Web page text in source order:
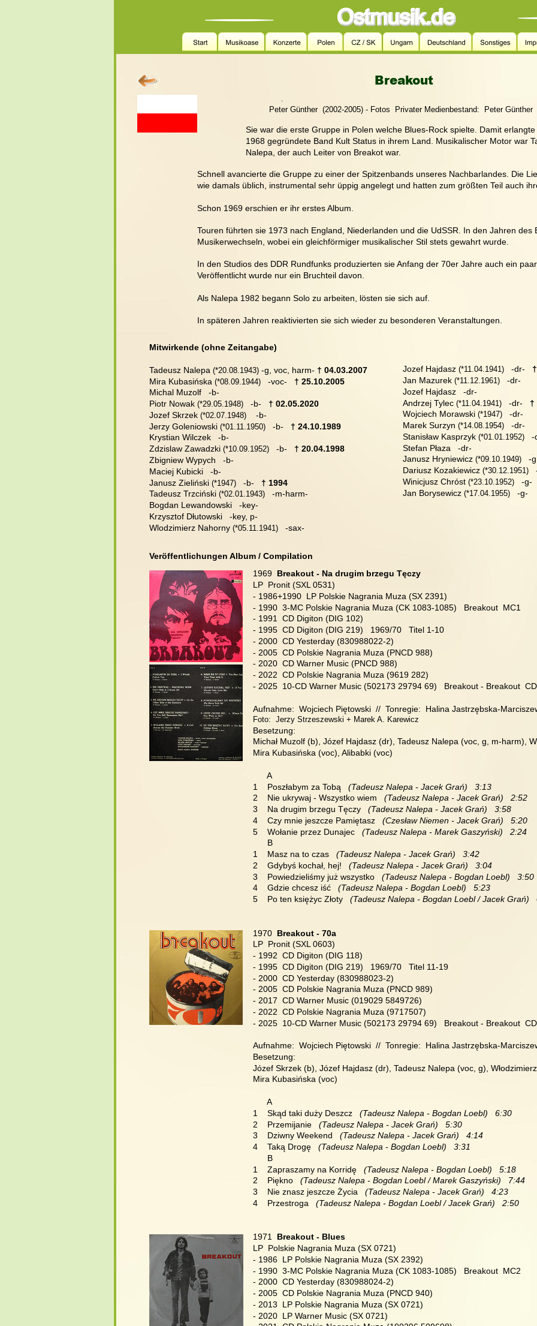
Breakout
Peter Günther  (2002-2005) - Fotos  Privater Medienbestand:  Peter Günther
.
Sie war die erste Gruppe in Polen welche Blues-Rock spielte. Damit
1968 gegründete Band Kult Status in ihrem Land. Musikalischer Motor war
Nalepa, der auch Leiter von Breakot war.
1969 Breakout - Na drugim brzegu Tęczy
LP  Pronit (SXL 0531)
- 1986+1990  LP Polskie Nagrania Muza (SX 2391)
- 1990  3-MC Polskie Nagrania Muza (CK 1083-1085)   Breakout  MC1
- 1991  CD Digiton (DIG 102)
- 1995  CD Digiton (DIG 219)   1969/70   Titel 1-10
- 2000  CD Yesterday (830988022-2)
- 2005  CD Polskie Nagrania Muza (PNCD 988)
- 2020  CD Warner Music (PNCD 988)
- 2022  CD Polskie Nagrania Muza (9619 282)
- 2025  10-CD Warner Music (502173 29794 69)   Breakout - Breakout
Aufnahme:  Wojciech Piętowski  //  Tonregie:  Halina Jastrzębska-
Foto:  Jerzy Strzeszewski + Marek A. Karewicz
Besetzung:
Michał Muzolf (b), Józef Hajdasz (dr), Tadeusz Nalepa (voc, g, m-harm),
Mira Kubasińska (voc), Alibabki (voc)
      A
1    Poszłabym za Tobą
   (Tadeusz Nalepa - Jacek Grań)   3:13
2    Nie ukrywaj - Wszystko wiem
(Tadeusz Nalepa - Jacek Grań)   2:52
3    Na drugim brzegu Tęczy
   (Tadeusz Nalepa - Jacek Grań)   3:58
4    Czy mnie jeszcze Pamiętasz (Czesław Niemen - Jacek Grań)   5:20
5    Wołanie przez Dunajec
(Tadeusz Nalepa - Marek Gaszyński)   2:24
      B
1    Masz na to czas
  (Tadeusz Nalepa - Jacek Grań)   3:42
2    Gdybyś kochał, hej!
  (Tadeusz Nalepa - Jacek Grań)   3:04
3    Powiedzieliśmy już wszystko
  (Tadeusz Nalepa - Bogdan Loebl)   3:50
4    Gdzie chcesz iść
  (Tadeusz Nalepa - Bogdan Loebl)   5:23
5    Po ten księżyc Złoty
(Tadeusz Nalepa - Bogdan Loebl / Jacek Grań)
1970 Breakout - 70a
LP  Pronit (SXL 0603)
- 1992  CD Digiton (DIG 118)
- 1995  CD Digiton (DIG 219)   1969/70   Titel 11-19
- 2000  CD Yesterday (830988023-2)
- 2005  CD Polskie Nagrania Muza (PNCD 989)
- 2017  CD Warner Music (019029 5849726)
- 2022  CD Polskie Nagrania Muza (9717507)
- 2025  10-CD Warner Music (502173 29794 69)   Breakout - Breakout
Aufnahme:  Wojciech Piętowski  //  Tonregie:  Halina Jastrzębska-
Besetzung:
Józef Skrzek (b), Józef Hajdasz (dr), Tadeusz Nalepa (voc, g),
Mira Kubasińska (voc)
      A
1    Skąd taki duży Deszcz
  (Tadeusz Nalepa - Bogdan Loebl)   6:30
2    Przemijanie
  (Tadeusz Nalepa - Jacek Grań)   5:30
3    Dziwny Weekend
  (Tadeusz Nalepa - Jacek Grań)   4:14
4    Taką Drogę
  (Tadeusz Nalepa - Bogdan Loebl)   3:31
      B
1    Zapraszamy na Korridę
  (Tadeusz Nalepa - Bogdan Loebl)   5:18
2    Piękno
  (Tadeusz Nalepa - Bogdan Loebl / Marek Gaszyński)   7:44
3    Nie znasz jeszcze Życia
  (Tadeusz Nalepa - Jacek Grań)   4:23
4    Przestroga
  (Tadeusz Nalepa - Bogdan Loebl / Jacek Grań)   2:50
1971 Breakout - Blues
LP  Polskie Nagrania Muza (SX 0721)
- 1986  LP Polskie Nagrania Muza (SX 2392)
- 1990  3-MC Polskie Nagrania Muza (CK 1083-1085)   Breakout  MC2
- 2000  CD Yesterday (830988024-2)
- 2005  CD Polskie Nagrania Muza (PNCD 940)
- 2013  LP Polskie Nagrania Muza (SX 0721)
- 2020  LP Warner Music (SX 0721)
Veröffentlichungen Album / Compilation
Schnell avancierte die Gruppe zu einer der Spitzenbands unseres Nachbarlandes. Die
wie damals üblich, instrumental sehr üppig angelegt und hatten zum größten Teil auch
Schon 1969 erschien er ihr erstes Album.
Touren führten sie 1973 nach England, Niederlanden und die UdSSR. In den Jahren
Musikerwechseln, wobei ein gleichförmiger musikalischer Stil stets gewahrt wurde.
In den Studios des DDR Rundfunks produzierten sie Anfang der 70er Jahre auch ein
Veröffentlicht wurde nur ein Bruchteil davon.
Als Nalepa 1982 begann Solo zu arbeiten, lösten sie sich auf.
In späteren Jahren reaktivierten sie sich wieder zu besonderen Veranstaltungen.
Mitwirkende (ohne Zeitangabe)
Tadeusz Nalepa (*20.08.1943) -g, voc, harm- † 04.03.2007
Mira Kubasińska (*08.09.1944)
   -voc-
† 25.10.2005
Michal Muzolf   -b-
Piotr Nowak (*29.05.1948)
   -b-
† 02.05.2020
Jozef Skrzek (*02.07.1948)
    -b-
Jerzy Goleniowski (*01.11.1950)
   -b-
† 24.10.1989
Krystian Wilczek   -b-
Zdzislaw Zawadzki (*10.09.1952)
   -b-
† 20.04.1998
Zbigniew Wypych   -b-
Maciej Kubicki   -b-
Janusz Zieliński (*1947)
   -b-
† 1994
Tadeusz Trzciński (*02.01.1943)
   -m-harm-
Bogdan Lewandowski   -key-
Krzysztof Dłutowski   -key, p-
Wlodzimierz Nahorny (*05.11.1941)
   -sax-
Jozef Hajdasz (*11.04.1941)
   -dr-
Jan Mazurek (*11.12.1961)
   -dr-
Jozef Hajdasz   -dr-
Andrzej Tylec (*11.04.1941)
   -dr-
†
Wojciech Morawski (*1947)
   -dr-
Marek Surzyn (*14.08.1954)
   -dr-
Stanisław Kasprzyk (*01.01.1952)
Stefan Płaza   -dr-
Janusz Hryniewicz (*09.10.1949)
-
Dariusz Kozakiewicz (*30.12.1951)
Winicjusz Chróst (*23.10.1952)
-
Jan Borysewicz (*17.04.1955)
   -g-